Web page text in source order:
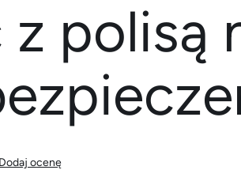
z polisą
Dodaj ocenę